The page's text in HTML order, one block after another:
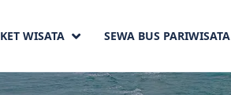
WISATA SEWA BUS PARIWISATA